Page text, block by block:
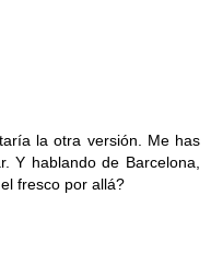
la otra versión. Me has
Y hablando de Barcelona,
fresco por allá?